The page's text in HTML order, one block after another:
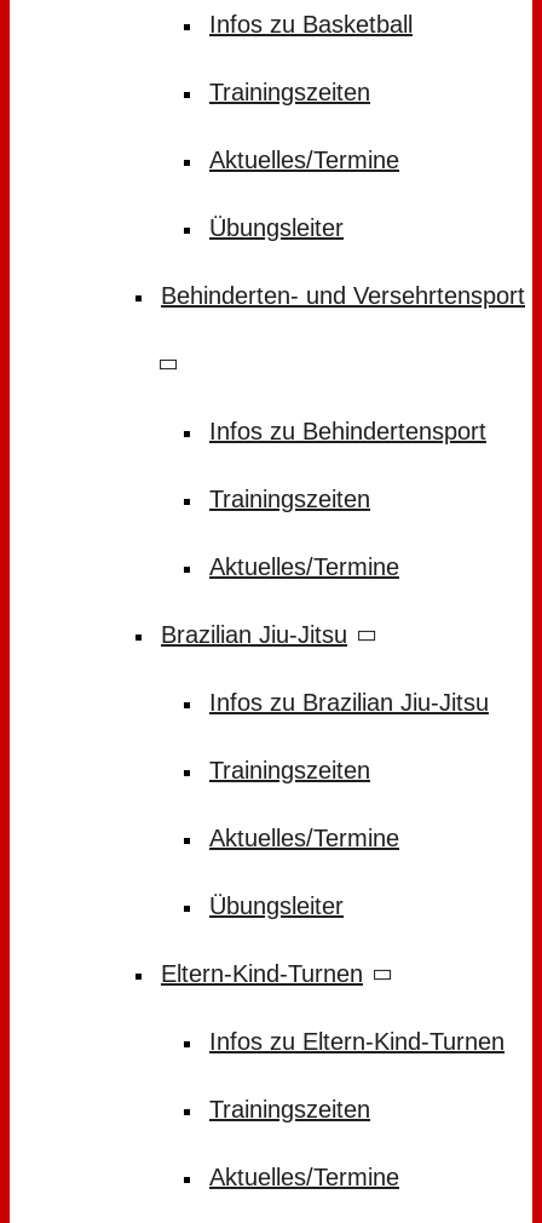
Infos zu Basketball
Trainingszeiten
Aktuelles/Termine
Übungsleiter
Behinderten- und Versehrtensport
Infos zu Behindertensport
Trainingszeiten
Aktuelles/Termine
Brazilian Jiu-Jitsu
Infos zu Brazilian Jiu-Jitsu
Trainingszeiten
Aktuelles/Termine
Übungsleiter
Eltern-Kind-Turnen
Infos zu Eltern-Kind-Turnen
Trainingszeiten
Aktuelles/Termine